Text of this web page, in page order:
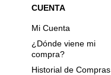
CUENTA
Mi Cuenta
¿Dónde viene mi
compra?
Historial de Compras